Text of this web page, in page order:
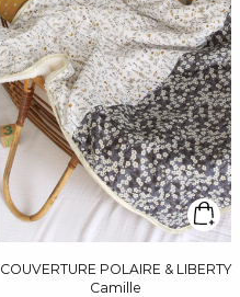
COUVERTURE POLAIRE & LIBERTY
Camille